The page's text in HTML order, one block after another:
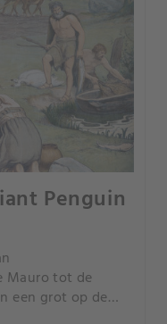
Penguin
Mauro tot de
een grot op de